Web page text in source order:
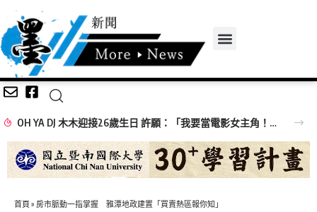
OH YA DJ 木木迎接26歲生日 許願：「我要當電影女主角！」
首頁 » 房市脈動一指掌握 雅潭地政建置「買賣熱區報你知」